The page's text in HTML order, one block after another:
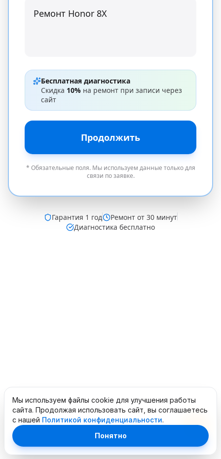
Бесплатная диагностика
Скидка 10% на ремонт при записи через
сайт
Продолжить
* Обязательные поля. Мы используем данные только для
связи по заявке.
Гарантия 1 год
Ремонт от 30 минут
Диагностика бесплатно
Мы используем файлы cookie для улучшения работы
сайта. Продолжая использовать сайт, вы соглашаетесь
с нашей Политикой конфиденциальности.
Понятно